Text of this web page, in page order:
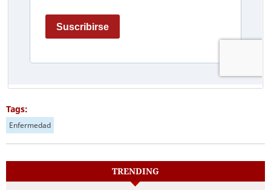
Tags:
Enfermedad
TRENDING